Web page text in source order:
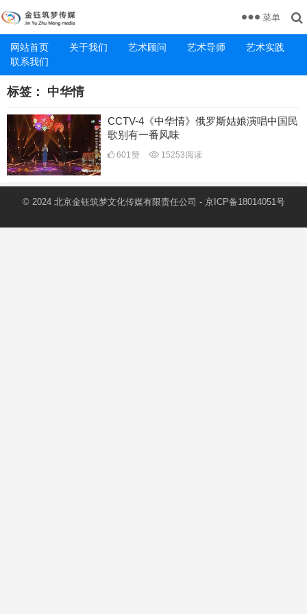
网站首页 关于我们 艺术顾问 艺术导师
艺术实践
联系我们
菜单
标签： 中华情
CCTV-4《中华情》俄罗斯姑娘演唱中国民
歌别有一番风味
601赞 15253 阅读
© 2024 北京金钰筑梦文化传媒有限责任公司 - 京ICP备18014051号